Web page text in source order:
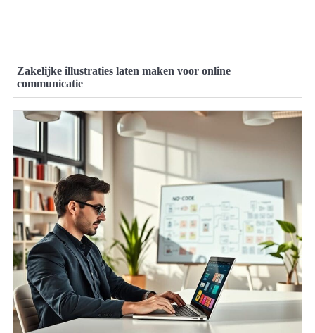
Zakelijke illustraties laten maken voor online
communicatie